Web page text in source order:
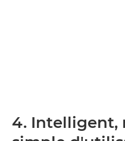
4. Intelligent,